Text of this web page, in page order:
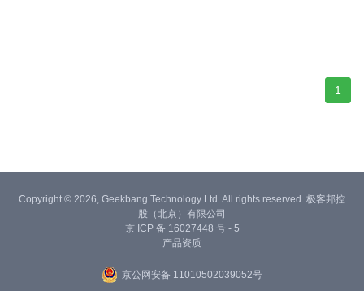
1
Copyright © 2026, Geekbang Technology Ltd. All rights reserved. 极客邦控
股（北京）有限公司
京 ICP 备 16027448 号 - 5
产品资质
京公网安备 11010502039052号